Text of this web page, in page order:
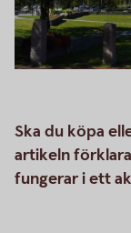
Ska du köpa
artikeln
fungerar i ett